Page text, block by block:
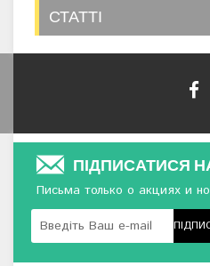
СТАТТІ
ПІДПИСАТИСЯ
Письма только о акциях и